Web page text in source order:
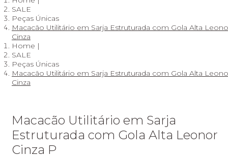
SALE
Peças Únicas
Macacão Utilitário em Sarja Estruturada com Gola Alta
Cinza
SALE
Peças Únicas
Macacão Utilitário em Sarja Estruturada com Gola Alta
Cinza
Macacão Utilitário em Sarja
Estruturada com Gola Alta Leonor
Cinza P